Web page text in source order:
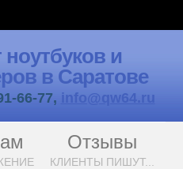
и
в Саратове
66-77, info@qw64.ru
Отзывы
КЛИЕНТЫ ПИШУТ...